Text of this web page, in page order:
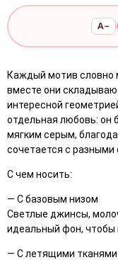
A−
Каждый мотив словно
вместе они
интересной
отдельная любовь: он
мягким серым,
сочетается с разными
С чем носить:
— С базовым низом
Светлые джинсы,
идеальный фон, чтобы
— С летящими тканями